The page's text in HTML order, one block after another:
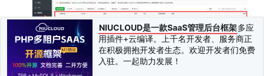
NIUCLOUD是一款SaaS管理后台框架多应
用插件+云编译。上千名开发者、服务商正
在积极拥抱开发者生态。欢迎开发者们免费
入驻。一起助力发展！
3.输入你想要的账户密码,随后点击下一步查看配置的信息提